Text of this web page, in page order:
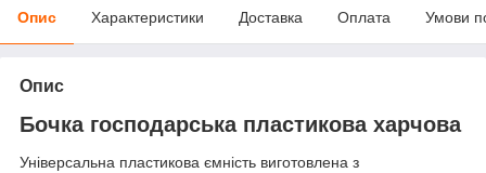
Опис Характеристики Доставка Оплата Умови
Опис
Бочка господарська пластикова харчова
Універсальна пластикова ємність виготовлена з